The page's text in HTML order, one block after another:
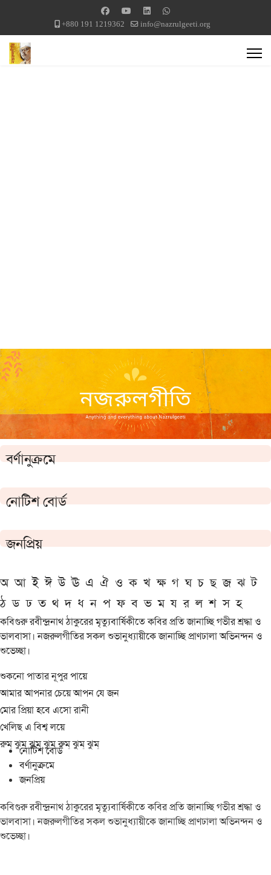
+880 191 1219362 info@nazrulgeeti.org
বর্ণানুক্রমে
নোটিশ বোর্ড
জনপ্রিয়
অ আ ই ঈ উ ঊ এ ঐ ও ক খ ক্ষ গ ঘ চ ছ জ ঝ ট
ঠ ড ঢ ত থ দ ধ ন প ফ ব ভ ম য র ল শ স হ
কবিগুরু রবীন্দ্রনাথ ঠাকুরের মৃত্যুবার্ষিকীতে কবির প্রতি জানাচ্ছি গভীর শ্রদ্ধা ও
ভালবাসা। নজরুলগীতির সকল শুভানুধ্যায়ীকে জানাচ্ছি প্রাণঢালা অভিনন্দন ও
শুভেচ্ছা।
শুকনো পাতার নূপুর পায়ে
আমার আপনার চেয়ে আপন যে জন
মোর প্রিয়া হবে এসো রানী
খেলিছ এ বিশ্ব লয়ে
রুম্ ঝুম্ ঝুম্ ঝুম্ রুম্ ঝুম্ ঝুম্
নোটিশ বোর্ড
বর্ণানুক্রমে
জনপ্রিয়
কবিগুরু রবীন্দ্রনাথ ঠাকুরের মৃত্যুবার্ষিকীতে কবির প্রতি জানাচ্ছি গভীর শ্রদ্ধা ও
ভালবাসা। নজরুলগীতির সকল শুভানুধ্যায়ীকে জানাচ্ছি প্রাণঢালা অভিনন্দন ও
শুভেচ্ছা।